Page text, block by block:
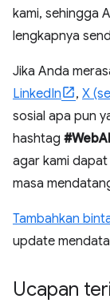
kami, sehingga
lengkapnya
Jika Anda
LinkedIn
, X
sosial apa pun
hashtag #WebAI
agar kami dapat
masa
Tambahkan
update
Ucapan